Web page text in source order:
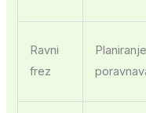
Ravni
frez